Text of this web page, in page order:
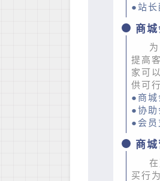
●站长
商
提高
家可
供可
●商城
●协助
●会员
商
买行